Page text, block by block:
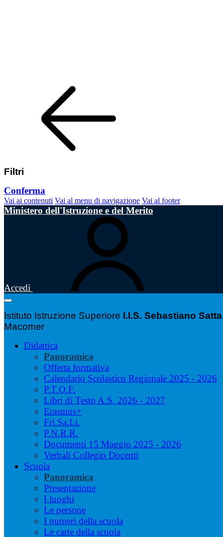
Filtri
Conferma
Vai ai contenuti Vai al menu di navigazione Vai al footer
Ministero dell'Istruzione e del Merito
Accedi
Istituto Istruzione Superiore I.I.S. Sebastiano Satta
Macomer
Didattica
Panoramica
Offerta formativa
Calendario Scolastico Regionale 2025 - 2026
P.T.O.F.
Libri di Testo A.S. 2026 - 2027
Erasmus+
Fri.Sa.Li.
P.N.R.R.
Documenti 15 Maggio 2025 - 2026
Verbali Collegio Docenti
Scuola
Panoramica
Presentazione
I luoghi
Le persone
I numeri della scuola
Le carte della scuola